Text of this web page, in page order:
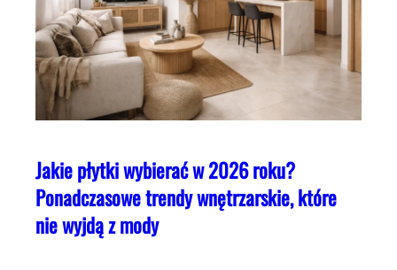
Jakie płytki wybierać w 2026 roku?
Ponadczasowe trendy wnętrzarskie, które
nie wyjdą z mody